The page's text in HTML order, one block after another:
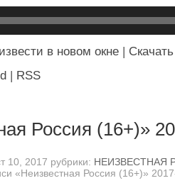
в новом окне
Скачать
RSS
Россия (16+)»
10, 2017 рубрики: НЕИЗВЕСТНАЯ
«Неизвестная Россия (16+)»